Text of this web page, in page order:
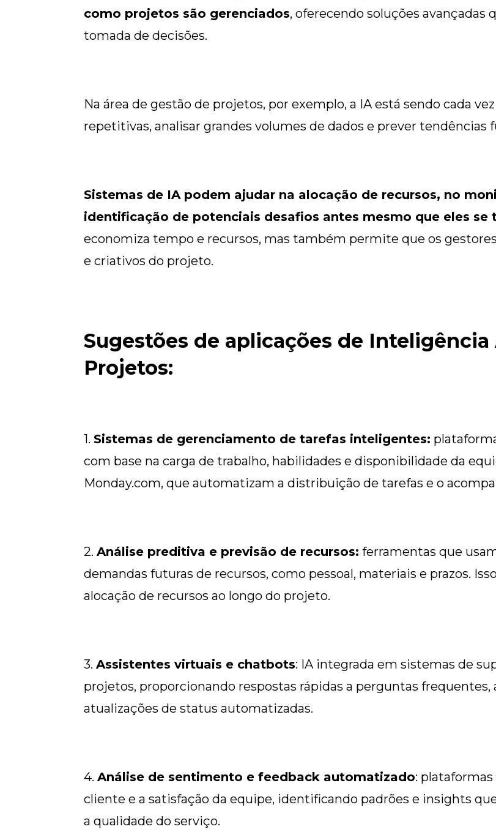
como projetos são gerenciados, oferecendo soluções avançadas
tomada de decisões.
Na área de gestão de projetos, por exemplo, a IA está sendo cada
repetitivas, analisar grandes volumes de dados e prever tendências
Sistemas de IA podem ajudar na alocação de recursos, no
identificação de potenciais desafios antes mesmo que eles se
economiza tempo e recursos, mas também permite que os
e criativos do projeto.
Sugestões de aplicações de
Projetos:
1. Sistemas de gerenciamento de tarefas inteligentes:
com base na carga de trabalho, habilidades e disponibilidade da
Monday.com, que automatizam a distribuição de tarefas e o
2. Análise preditiva e previsão de recursos: ferramentas que
demandas futuras de recursos, como pessoal, materiais e prazos.
alocação de recursos ao longo do projeto.
3. Assistentes virtuais e chatbots: IA integrada em sistemas de
projetos, proporcionando respostas rápidas a perguntas
atualizações de status automatizadas.
4. Análise de sentimento e feedback automatizado:
cliente e a satisfação da equipe, identificando padrões e insights
a qualidade do serviço.